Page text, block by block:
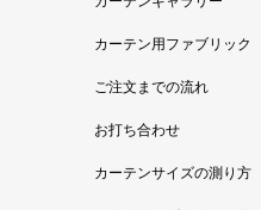
カーテン用ファブリック
ご注文までの流れ
お打ち合わせ
カーテンサイズの測り方